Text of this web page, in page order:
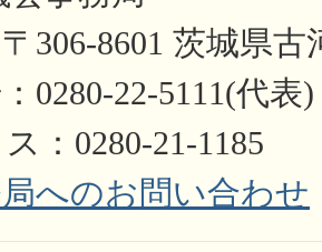
306-8601 茨城県
0280-22-5111(代表)
：0280-21-1185
へのお問い合わせ